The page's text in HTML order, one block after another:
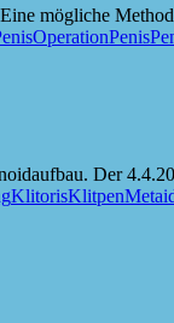
mögliche
OperationPenis
Der
KlitorisKlitpen